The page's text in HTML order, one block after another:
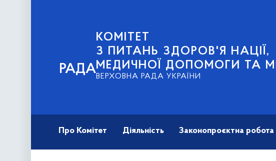
РАДА
КОМІТЕТ
З ПИТАНЬ ЗДОРОВ'Я НАЦІЇ,
МЕДИЧНОЇ ДОПОМОГИ ТА
ВЕРХОВНА РАДА УКРАЇНИ
Про Комітет Діяльність Законопроєктна робота